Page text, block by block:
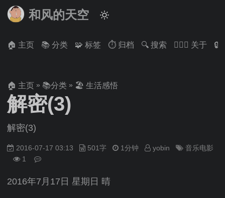
和风的天空
🏠 主页 📚 分类 🧩 标签 ⏱ 归档 🔍 搜索 🙋🏻‍♂️ 关于 🔒
🏠 主页 » 📚分类 » 🏖 生活感悟
解密(3)
解密(3)
2016-07-17 03:13 501字 1分钟 yobin
音乐电影
1
2016年7月17日 星期日 晴